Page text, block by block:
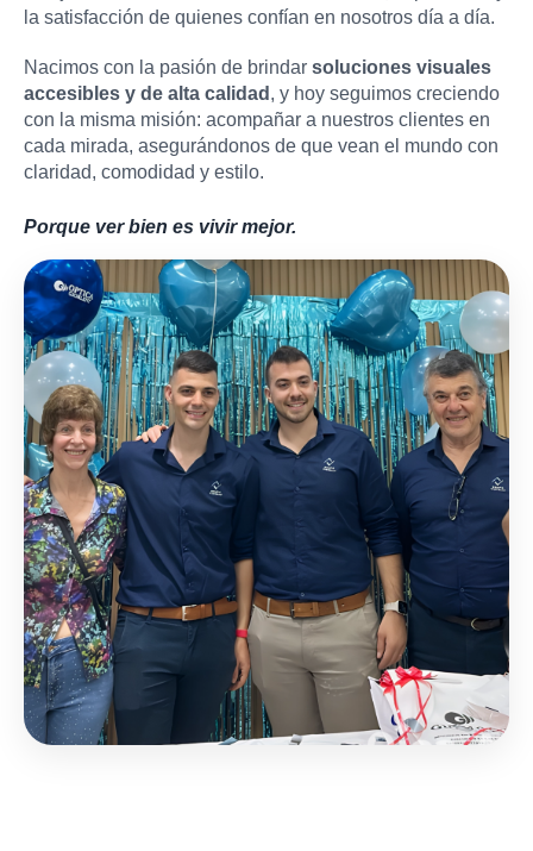
la satisfacción de quienes confían en nosotros día a día.
Nacimos con la pasión de brindar soluciones visuales
accesibles y de alta calidad , y hoy seguimos creciendo
con la misma misión: acompañar a nuestros clientes en
cada mirada, asegurándonos de que vean el mundo con
claridad, comodidad y estilo.
Porque ver bien es vivir mejor.